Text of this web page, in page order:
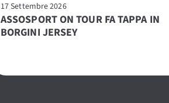
17 Settembre 2026
ASSOSPORT ON TOUR FA TAPPA IN
BORGINI JERSEY